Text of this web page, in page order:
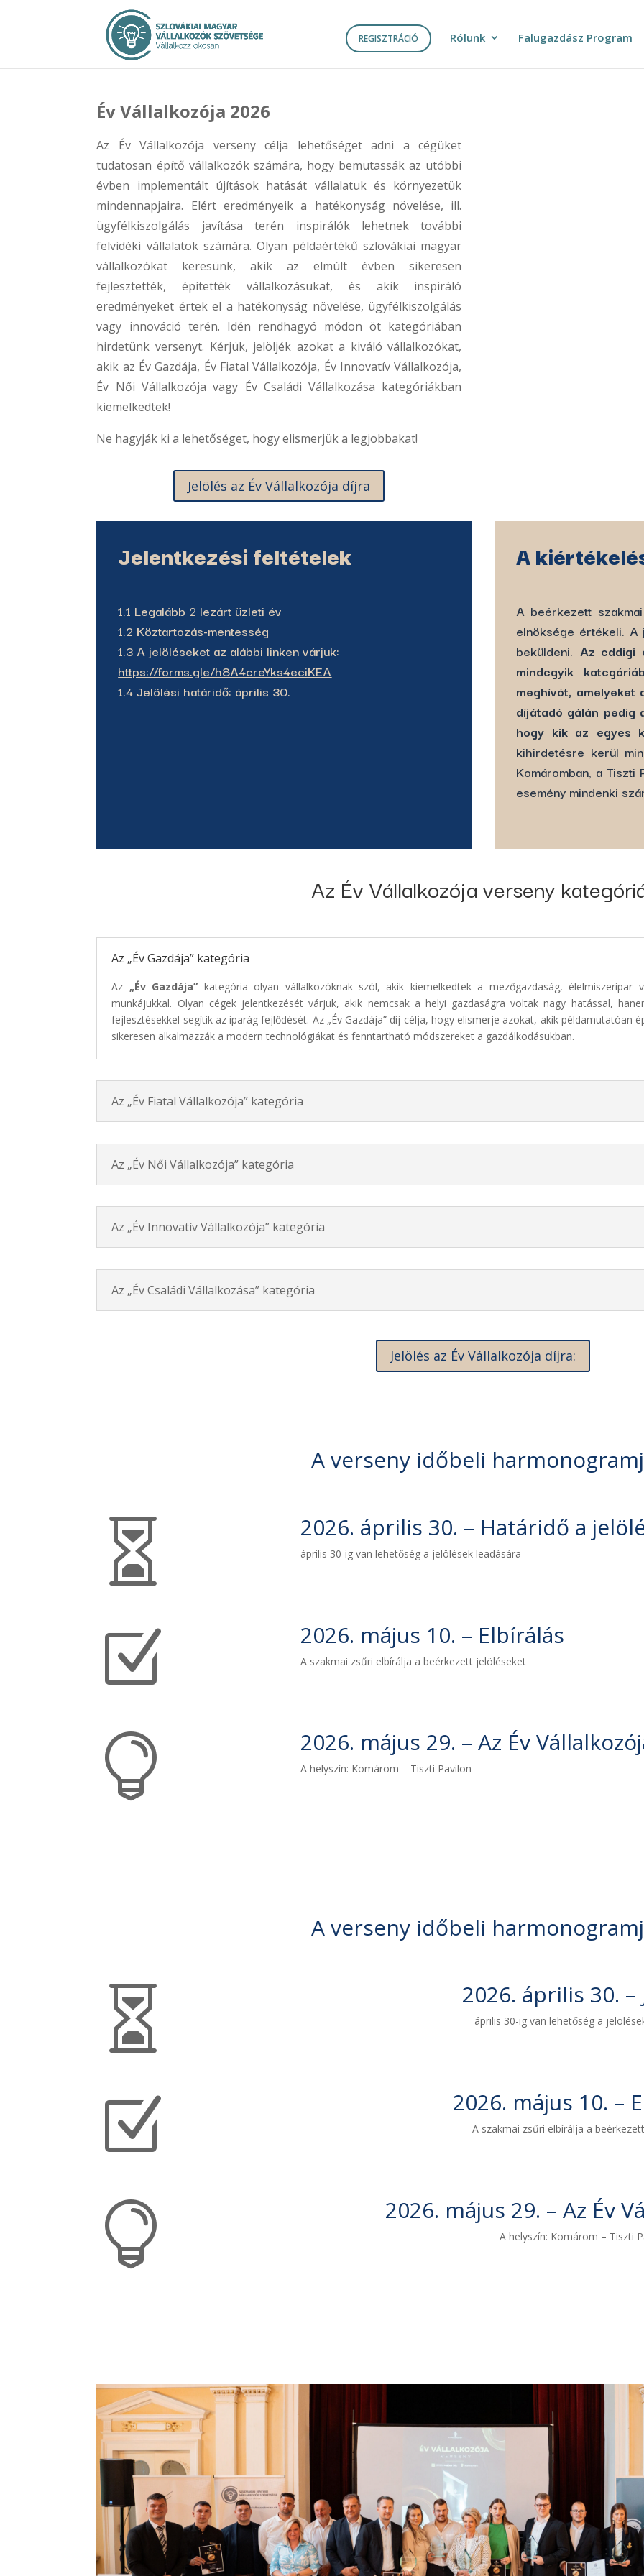
REGISZTRÁCIÓ Rólunk Falugazdász Program
Év Vállalkozója 2026
Az Év Vállalkozója verseny célja lehetőséget adni a cégüket
tudatosan építő vállalkozók számára, hogy bemutassák az utóbbi
évben implementált újítások hatását vállalatuk és környezetük
mindennapjaira. Elért eredményeik a hatékonyság növelése, ill.
ügyfélkiszolgálás javítása terén inspirálók lehetnek további
felvidéki vállalatok számára. Olyan példaértékű szlovákiai magyar
vállalkozókat keresünk, akik az elmúlt évben sikeresen
fejlesztették, építették vállalkozásukat, és akik inspiráló
eredményeket értek el a hatékonyság növelése, ügyfélkiszolgálás
vagy innováció terén. Idén rendhagyó módon öt kategóriában
hirdetünk versenyt. Kérjük, jelöljék azokat a kiváló vállalkozókat,
akik az Év Gazdája, Év Fiatal Vállalkozója, Év Innovatív Vállalkozója,
Év Női Vállalkozója vagy Év Családi Vállalkozása kategóriákban
kiemelkedtek!
Ne hagyják ki a lehetőséget, hogy elismerjük a legjobbakat!
Jelölés az Év Vállalkozója díjra
Jelentkezési feltételek
1.1 Legalább 2 lezárt üzleti év
1.2 Köztartozás-mentesség
1.3 A jelöléseket az alábbi linken várjuk:
https://forms.gle/h8A4creYks4eciKEA
1.4 Jelölési határidő: április 30.
A
A beérkezett
elnöksége értékeli.
beküldeni. Az eddigi
mindegyik
meghívót,
díjátadó gálán pedig
hogy kik az egyes
kihirdetésre kerül
Komáromban, a
esemény mindenki
Az Év Vállalkozója verseny
Az „Év Gazdája” kategória
Az „Év Gazdája” kategória olyan vállalkozóknak szól, akik kiemelkedtek a mezőgazdaság,
munkájukkal. Olyan cégek jelentkezését várjuk, akik nemcsak a helyi gazdaságra voltak nagy hatással,
fejlesztésekkel segítik az iparág fejlődését. Az „Év Gazdája” díj célja, hogy elismerje azokat, akik példamutatóan
sikeresen alkalmazzák a modern technológiákat és fenntartható módszereket a gazdálkodásukban.
Az „Év Fiatal Vállalkozója” kategória
Az „Év Női Vállalkozója” kategória
Az „Év Innovatív Vállalkozója” kategória
Az „Év Családi Vállalkozása” kategória
Jelölés az Év Vállalkozója díjra:
A verseny időbeli
 2026. április 30. – Határidő a
április 30-ig van lehetőség a jelölések leadására
Z 2026. május 10. – Elbírálás
A szakmai zsűri elbírálja a beérkezett jelöléseket
 2026. május 29. – Az Év
A helyszín: Komárom – Tiszti Pavilon
A verseny időbeli
 2026. április 30. –
április 30-ig van lehetőség a
Z 2026. május 10. –
A szakmai zsűri elbírálja a
 2026. május 29. – Az Év
A helyszín: Komárom – Tiszti